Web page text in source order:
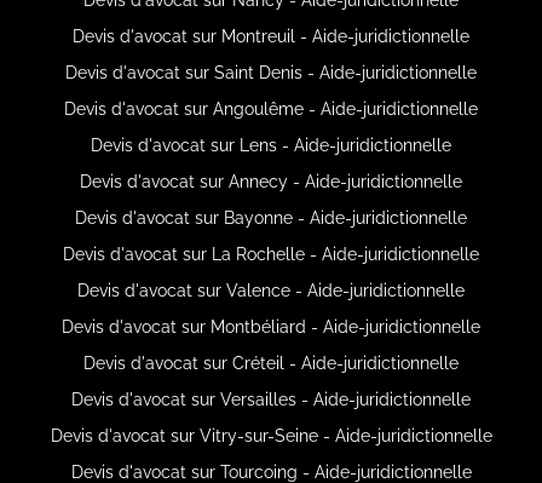
Devis d'avocat sur Montreuil - Aide-juridictionnelle
Devis d'avocat sur Saint Denis - Aide-juridictionnelle
Devis d'avocat sur Angoulême - Aide-juridictionnelle
Devis d'avocat sur Lens - Aide-juridictionnelle
Devis d'avocat sur Annecy - Aide-juridictionnelle
Devis d'avocat sur Bayonne - Aide-juridictionnelle
Devis d'avocat sur La Rochelle - Aide-juridictionnelle
Devis d'avocat sur Valence - Aide-juridictionnelle
Devis d'avocat sur Montbéliard - Aide-juridictionnelle
Devis d'avocat sur Créteil - Aide-juridictionnelle
Devis d'avocat sur Versailles - Aide-juridictionnelle
Devis d'avocat sur Vitry-sur-Seine - Aide-juridictionnelle
Devis d'avocat sur Tourcoing - Aide-juridictionnelle